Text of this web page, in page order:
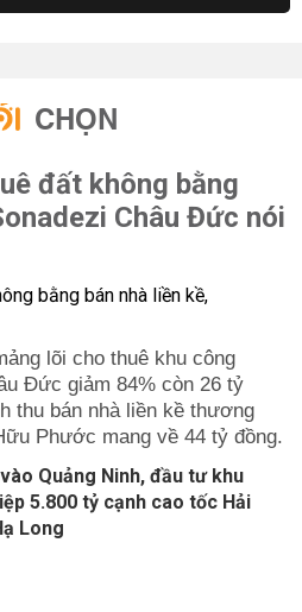
CHỌN
đất không bằng
Châu Đức nói
lõi cho thuê khu công
Đức giảm 84% còn 26 tỷ
thu bán nhà liền kề thương
Phước mang về 44 tỷ đồng.
Quảng Ninh, đầu tư khu
5.800 tỷ cạnh cao tốc Hải
Long